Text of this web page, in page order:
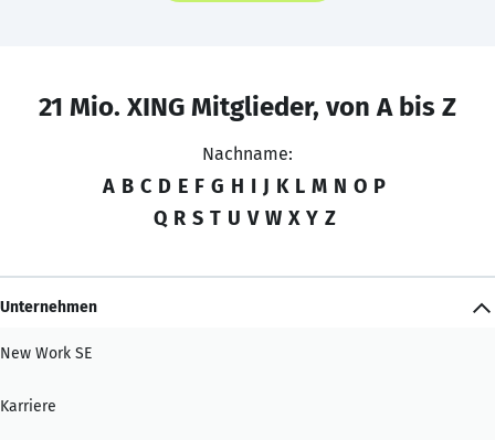
21 Mio. XING Mitglieder, von A bis Z
Nachname:
A B C D E F G H I J K L M N O P
Q R S T U V W X Y Z
Unternehmen
New Work SE
Karriere